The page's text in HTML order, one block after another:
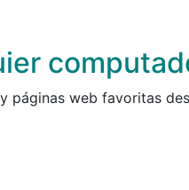
web favoritas